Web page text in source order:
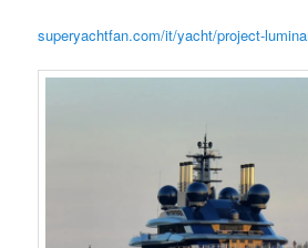
superyachtfan.com/it/yacht/project-